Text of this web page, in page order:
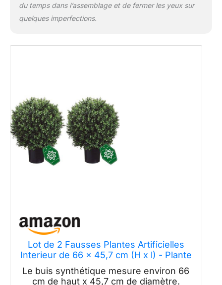
du temps dans l’assemblage et de fermer les yeux sur
quelques imperfections.
Lot de 2 Fausses Plantes Artificielles
Interieur de 66 x 45,7 cm (H x l) - Plante
Artificielle Pré-Pot pour Décoration de
Maison, Bureau, Tronc en Bois Naturel,
Le buis synthétique mesure environ 66
cm de haut x 45,7 cm de diamètre.